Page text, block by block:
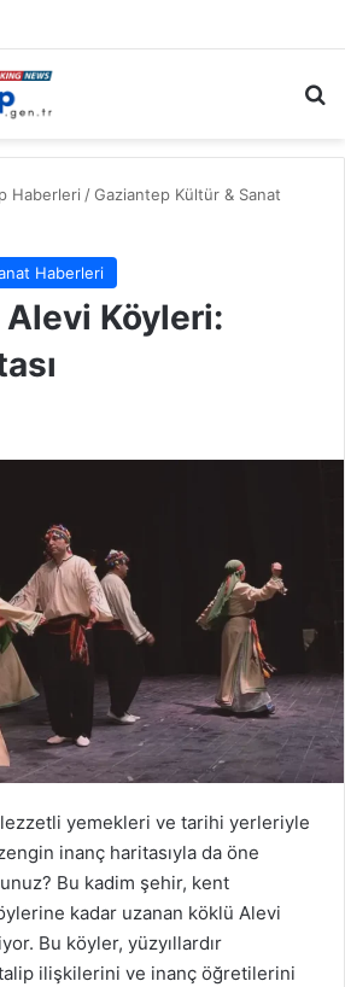
Haberleri /Gaziantep Kültür & Sanat
Haberleri
Köyleri:
lezzetli yemekleri ve tarihi yerleriyle
inanç haritasıyla da öne
Bu kadim şehir, kent
kadar uzanan köklü Alevi
Bu köyler, yüzyıllardır
ilişkilerini ve inanç öğretilerini